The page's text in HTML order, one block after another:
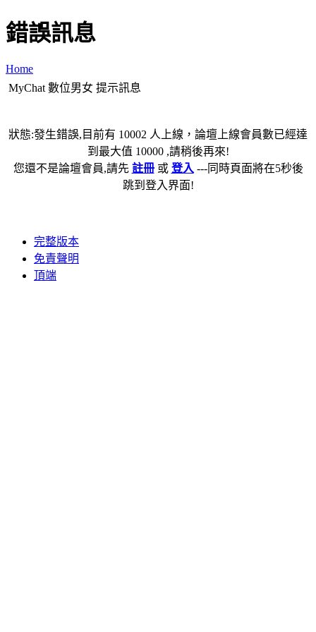
錯誤訊息
Home
MyChat 數位男女 提示訊息
狀態:發生錯誤,目前有 10002 人上線，論壇上線會員數已經達
到最大值 10000 ,請稍後再來!
您還不是論壇會員,請先 註冊或 登入 ---同時頁面將在5秒後
跳到登入界面!
完整版本
免責聲明
頂端